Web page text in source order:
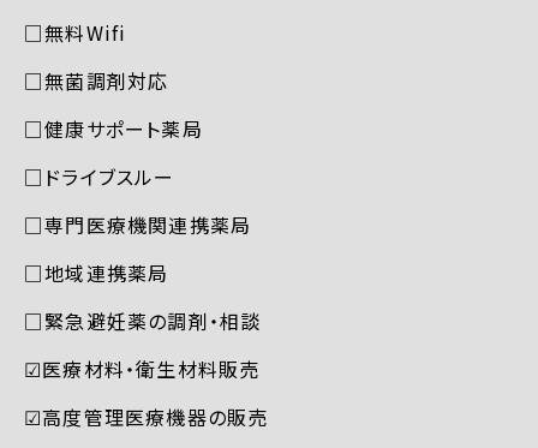
□無料Wifi
□無菌調剤対応
□健康サポート薬局
□ドライブスルー
□専門医療機関連携薬局
□地域連携薬局
□緊急避妊薬の調剤・相談
☑︎医療材料・衛生材料販売
☑︎高度管理医療機器の販売